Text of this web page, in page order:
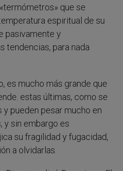
que se
espiritual de su
pasivamente y
tendencias, para nada
es mucho más grande que
estas últimas, como se
pueden pesar mucho en
y sin embargo es
su fragilidad y fugacidad,
a olvidarlas.